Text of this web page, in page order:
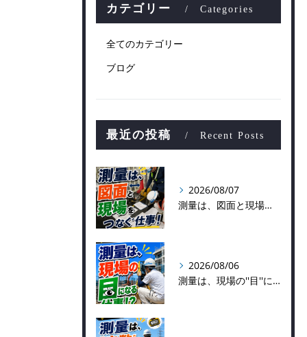
カテゴリー Categories
全てのカテゴリー
ブログ
最近の投稿 Recent Posts
2026/08/07
測量は、図面と現場をつなぐ仕事！
2026/08/06
測量は、現場の''目''になる仕事！？